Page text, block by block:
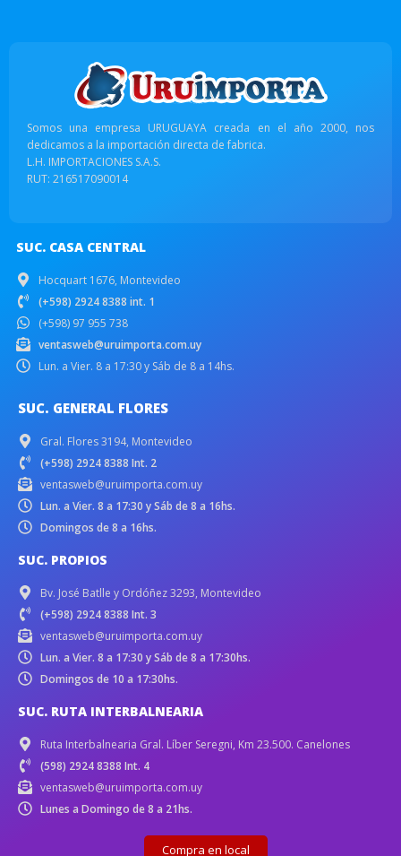
Somos una empresa URUGUAYA creada en el año 2000, nos
dedicamos a la importación directa de fabrica.
L.H. IMPORTACIONES S.A.S.
RUT: 216517090014
SUC. CASA CENTRAL
Hocquart 1676, Montevideo
(+598) 2924 8388 int. 1
(+598) 97 955 738
ventasweb@uruimporta.com.uy
Lun. a Vier. 8 a 17:30 y Sáb de 8 a 14hs.
SUC. GENERAL FLORES
Gral. Flores 3194, Montevideo
(+598) 2924 8388 Int. 2
ventasweb@uruimporta.com.uy
Lun. a Vier. 8 a 17:30 y Sáb de 8 a 16hs.
Domingos de 8 a 16hs.
SUC. PROPIOS
Bv. José Batlle y Ordóñez 3293, Montevideo
(+598) 2924 8388 Int. 3
ventasweb@uruimporta.com.uy
Lun. a Vier. 8 a 17:30 y Sáb de 8 a 17:30hs.
Domingos de 10 a 17:30hs.
SUC. RUTA INTERBALNEARIA
Ruta Interbalnearia Gral. Líber Seregni, Km 23.500. Canelones
(598) 2924 8388 Int. 4
ventasweb@uruimporta.com.uy
Lunes a Domingo de 8 a 21hs.
Compra en local